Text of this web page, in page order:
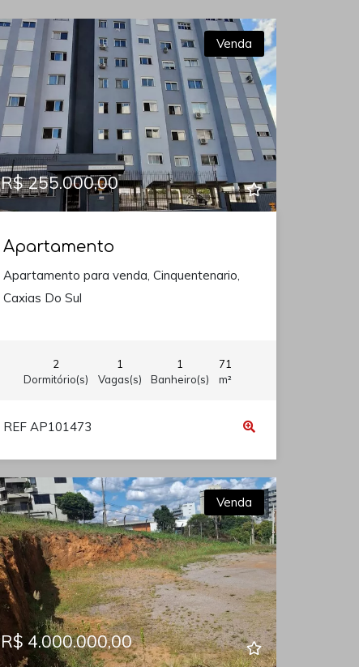
Venda
R$ 255.000,00
Apartamento
Apartamento para venda, Cinquentenario,
Caxias Do Sul
2
Dormitório(s)
1
Vagas(s)
1
Banheiro(s)
71
m²
REF AP101473
Venda
R$ 4.000.000,00